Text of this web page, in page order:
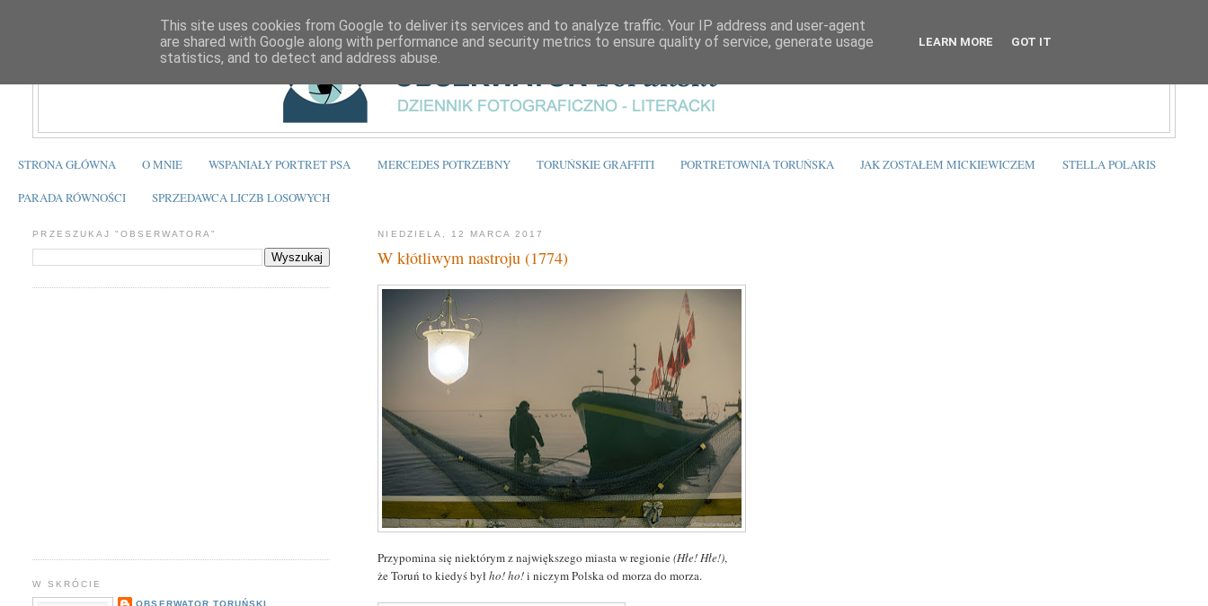
STRONA GŁÓWNA O MNIE WSPANIAŁY PORTRET PSA MERCEDES POTRZEBNY TORUŃSKIE GRAFFITI PORTRETOWNIA TORUŃSKA JAK ZOSTAŁEM MICKIEWICZEM STELLA POLARIS
PARADA RÓWNOŚCI SPRZEDAWCA LICZB LOSOWYCH
NIEDZIELA, 12 MARCA 2017
W kłótliwym nastroju (1774)
Przypomina się niektórym z największego miasta w regionie(Hłe! Hłe!),
że Toruń to kiedyś byłho! ho!i niczym Polska od morza do morza.
PRZESZUKAJ "OBSERWATORA"
W SKRÓCIE
This site uses cookies from Google to deliver its services and to analyze traffic. Your IP address and user-agent
are shared with Google along with performance and security metrics to ensure quality of service, generate usage
statistics, and to detect and address abuse.
LEARN MORE GOT IT